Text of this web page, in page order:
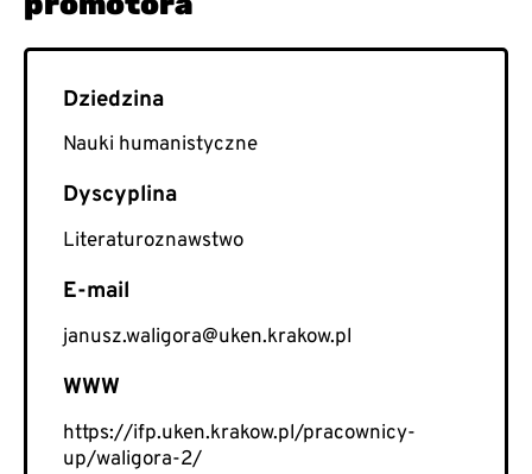
Nauki humanistyczne
Literaturoznawstwo
E-mail
janusz.waligora@uken.krakow.pl
WWW
https://ifp.uken.krakow.pl/pracownicy-
up/waligora-2/